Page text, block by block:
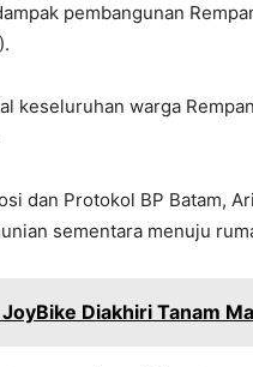
pembangunan
keseluruhan warga
dan Protokol BP Batam,
sementara menuju
Diakhiri Tanam